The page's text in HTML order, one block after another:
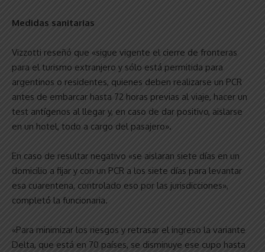
Medidas sanitarias
Vizzotti reseñó que «sigue vigente el cierre de fronteras
para el turismo extranjero y sólo está permitida para
argentinos o residentes, quienes deben realizarse un PCR
antes de embarcar hasta 72 horas previas al viaje, hacer un
test antígenos al llegar y, en caso de dar positivo, aislarse
en un hotel, todo a cargo del pasajero».
En caso de resultar negativo «se aislaran siete días en un
domicilio a fijar y con un PCR a los siete días para levantar
esa cuarentena, controlado eso por las jurisdicciones»,
completó la funcionaria.
«Para minimizar los riesgos y retrasar el ingreso la variante
Delta, que está en 70 países, se disminuye ese cupo hasta